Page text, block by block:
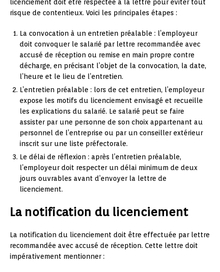
licenciement doit être respectée à la lettre pour éviter tout
risque de contentieux. Voici les principales étapes :
La convocation à un entretien préalable : l’employeur
doit convoquer le salarié par lettre recommandée avec
accusé de réception ou remise en main propre contre
décharge, en précisant l’objet de la convocation, la date,
l’heure et le lieu de l’entretien.
L’entretien préalable : lors de cet entretien, l’employeur
expose les motifs du licenciement envisagé et recueille
les explications du salarié. Le salarié peut se faire
assister par une personne de son choix appartenant au
personnel de l’entreprise ou par un conseiller extérieur
inscrit sur une liste préfectorale.
Le délai de réflexion : après l’entretien préalable,
l’employeur doit respecter un délai minimum de deux
jours ouvrables avant d’envoyer la lettre de
licenciement.
La notification du licenciement
La notification du licenciement doit être effectuée par lettre
recommandée avec accusé de réception. Cette lettre doit
impérativement mentionner :